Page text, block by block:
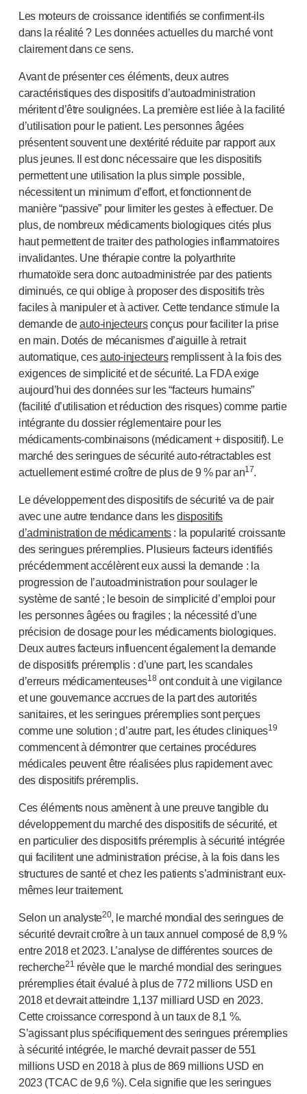
Les moteurs de croissance identifiés seconfirment-ils
dans la réalité ? Les données actuelles du marché vont
clairement dans ce sens.
Avant de présenter ces éléments, deux autres
caractéristiques des dispositifs d’autoadministration
méritent d’être soulignées. La première est liée à la facilité
d’utilisation pour le patient. Les personnes âgées
présentent souvent une dextérité réduite par rapport aux
plus jeunes. Il est donc nécessaire que les dispositifs
permettent une utilisation la plus simple possible,
nécessitent un minimum d’effort, et fonctionnent de
manière “passive” pour limiter les gestes à effectuer. De
plus, de nombreux médicaments biologiques cités plus
haut permettent de traiter des pathologies inflammatoires
invalidantes. Une thérapie contre la polyarthrite
rhumatoïde sera donc autoadministrée par des patients
diminués, ce qui oblige à proposer des dispositifs très
faciles à manipuler et à activer. Cette tendance stimule la
demande deauto-injecteursconçus pour faciliter la prise
en main. Dotés de mécanismes d’aiguille à retrait
automatique, cesauto-injecteursremplissent à la fois des
exigences de simplicité et de sécurité. La FDA exige
aujourd’hui des données sur les “facteurs humains”
(facilité d’utilisation et réduction des risques) comme partie
intégrante du dossier réglementaire pour les
médicaments-combinaisons(médicament + dispositif). Le
marché des seringues de sécurité auto-rétractables est
actuellement estimé croître de plus de 9 % par an17.
Le développement des dispositifs de sécurité va de pair
avec une autre tendance dans lesdispositifs
d’administration de médicaments: la popularité croissante
des seringues préremplies. Plusieurs facteurs identifiés
précédemment accélèrent eux aussi la demande : la
progression de l’autoadministration pour soulager le
système de santé ; le besoin de simplicité d’emploi pour
les personnes âgées ou fragiles ; la nécessité d’une
précision de dosage pour les médicaments biologiques.
Deux autres facteurs influencent également la demande
de dispositifs préremplis : d’une part, les scandales
d’erreurs médicamenteuses18ont conduit à une vigilance
et une gouvernance accrues de la part des autorités
sanitaires, et les seringues préremplies sont perçues
comme une solution ; d’autre part, les études cliniques19
commencent à démontrer que certaines procédures
médicales peuvent être réalisées plus rapidement avec
des dispositifs préremplis.
Ces éléments nous amènent à une preuve tangible du
développement du marché des dispositifs de sécurité, et
en particulier des dispositifs préremplis à sécurité intégrée
qui facilitent une administration précise, à la fois dans les
structures de santé et chez les patients s’administrant eux-
mêmes leur traitement.
Selon un analyste20, le marché mondial des seringues de
sécurité devrait croître à un taux annuel composé de 8,9 %
entre 2018 et 2023. L’analyse de différentes sources de
recherche21 révèle que le marché mondial des seringues
préremplies était évalué à plus de 772 millions USD en
2018 et devrait atteindre 1,137 milliard USD en 2023.
Cette croissance correspond à un taux de 8,1 %.
S’agissant plus spécifiquement des seringues préremplies
à sécurité intégrée, le marché devrait passer de 551
millions USD en 2018 à plus de 869 millions USD en
2023 (TCAC de 9,6 %). Cela signifie que les seringues